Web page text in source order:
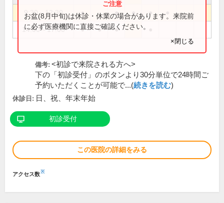
9:30～12:30 ● ● ● ●
14:00～17:00 ● ● ●
お盆(8月中旬)は休診・休業の場合があります。来院前
に必ず医療機関に直接ご確認ください。
×閉じる
備考: <初診で来院される方へ>
下の「初診受付」のボタンより30分単位で24時間ご
予約いただくことが可能で...(続きを読む)
休診日: 日、祝、年末年始
初診受付
この医院の詳細をみる
アクセス数※